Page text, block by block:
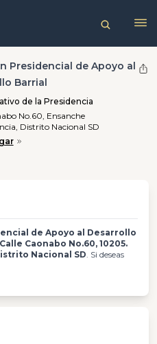
Presidencial de Apoyo al
Barrial
de la Presidencia
No.60, Ensanche
Distrito Nacional SD
de Apoyo al Desarrollo
Calle Caonabo No.60, 10205.
Nacional SD. Si deseas